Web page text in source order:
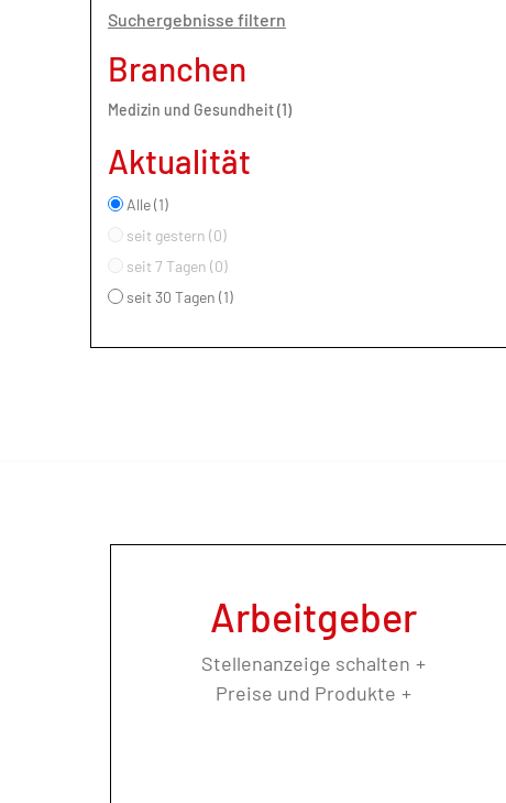
Suchergebnisse filtern
Branchen
Medizin und Gesundheit (1)
Aktualität
Alle (1)
seit gestern (0)
seit 7 Tagen (0)
seit 30 Tagen (1)
Arbeitgeber
Stellenanzeige schalten
Preise und Produkte